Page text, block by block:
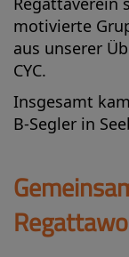
motivierte
aus unserer
CYC.
Insgesamt
B-Segler in